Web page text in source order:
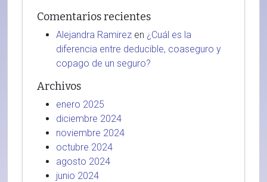
Comentarios recientes
Alejandra Ramirez en ¿Cuál es la
diferencia entre deducible, coaseguro y
copago de un seguro?
Archivos
enero 2025
diciembre 2024
noviembre 2024
octubre 2024
agosto 2024
junio 2024